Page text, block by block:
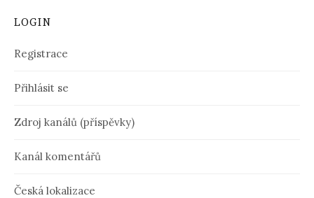
LOGIN
Registrace
Přihlásit se
Zdroj kanálů (příspěvky)
Kanál komentářů
Česká lokalizace